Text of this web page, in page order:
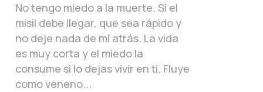
No tengo miedo a la muerte. Si el
misil debe llegar, que sea rápido y
no deje nada de mí atrás. La vida
es muy corta y el miedo la
consume si lo dejas vivir en ti. Fluye
como veneno...